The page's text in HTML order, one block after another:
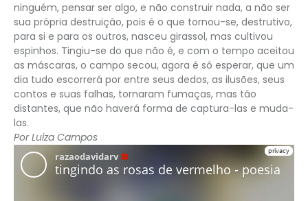
ninguém, pensar ser algo, e não construir nada, a não ser
sua própria destruição, pois é o que tornou-se, destrutivo,
para si e para os outros, nasceu girassol, mas cultivou
espinhos. Tingiu-se do que não é, e com o tempo aceitou
as máscaras, o campo secou, agora é só esperar, que um
dia tudo escorrerá por entre seus dedos, as ilusões, seus
contos e suas falhas, tornaram fumaças, mas tão
distantes, que não haverá forma de captura-las e muda-
las.
Por Luiza Campos